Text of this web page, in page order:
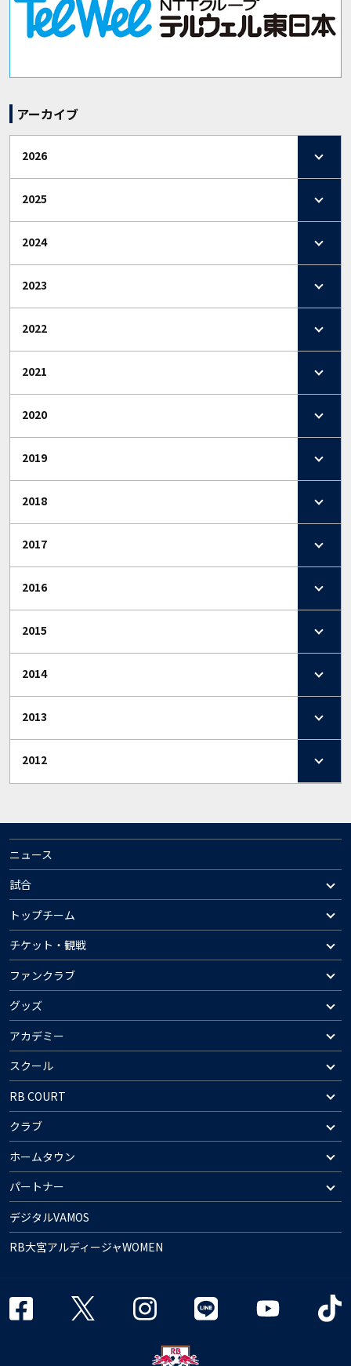
アーカイブ
2026
2025
2024
2023
2022
2021
2020
2019
2018
2017
2016
2015
2014
2013
2012
ニュース
試合
トップチーム
チケット・観戦
ファンクラブ
グッズ
アカデミー
スクール
RB COURT
クラブ
ホームタウン
パートナー
デジタルVAMOS
RB大宮アルディージャWOMEN